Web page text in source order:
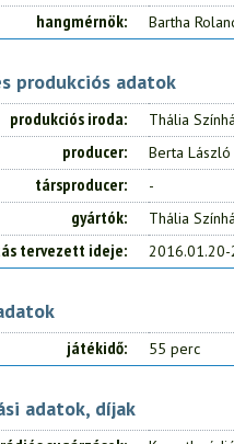
hangmérnök Bartha
produkciós adatok
produkciós iroda Thália
producer Berta László
társproducer -
gyártók Thália
tervezett ideje
játékidő 55 perc
adatok, díjak